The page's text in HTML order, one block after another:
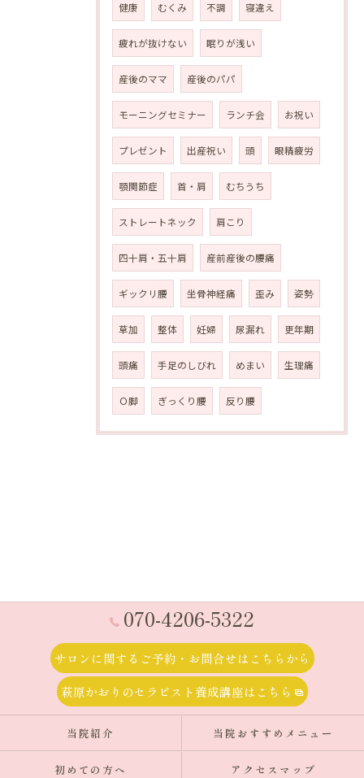
健康 むくみ 不調 寝違え
疲れが抜けない 眠りが浅い
産後のママ 産後のパパ
モーニングセミナー ランチ会 お祝い
プレゼント 出産祝い 頭 眼精疲労
顎関節症 首・肩 むちうち
ストレートネック 肩こり
四十肩・五十肩 産前産後の腰痛
ギックリ腰 坐骨神経痛 歪み 姿勢
草加 整体 妊婦 尿漏れ 更年期
頭痛 手足のしびれ めまい 生理痛
Ｏ脚 ぎっくり腰 反り腰
070-4206-5322
サロンに関するご予約・お問合せはこちらから
萩原かおりのセラピスト養成講座はこちら
当院紹介 当院おすすめメニュー
初めての方へ アクセスマップ